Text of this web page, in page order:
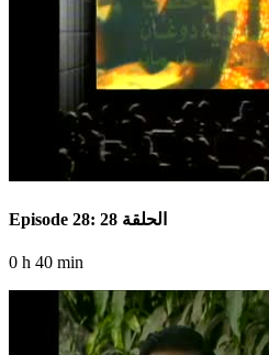
Episode 28: الحلقة 28
0 h 40 min